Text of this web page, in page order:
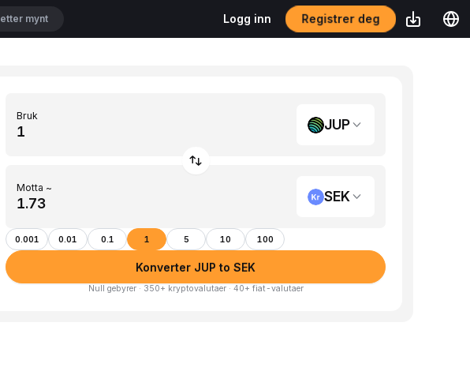
Logg inn Registrer deg
Bruk
JUP
Motta ~
SEK
0.001 0.01 0.1 1 5 10 100
Konverter JUP to SEK
Null gebyrer · 350+ kryptovalutaer · 40+ fiat-valutaer